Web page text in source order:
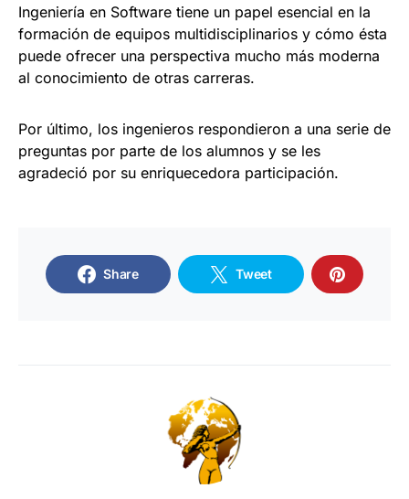
Ingeniería en Software tiene un papel esencial en la
formación de equipos multidisciplinarios y cómo ésta
puede ofrecer una perspectiva mucho más moderna
al conocimiento de otras carreras.
Por último, los ingenieros respondieron a una serie de
preguntas por parte de los alumnos y se les
agradeció por su enriquecedora participación.
Share Tweet